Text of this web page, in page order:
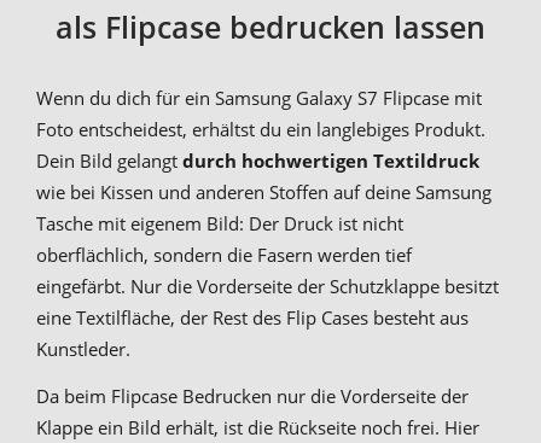
als Flipcase bedrucken lassen
Wenn du dich für ein Samsung Galaxy S7 Flipcase mit
Foto entscheidest, erhältst du ein langlebiges Produkt.
Dein Bild gelangt durch hochwertigen Textildruck
wie bei Kissen und anderen Stoffen auf deine Samsung
Tasche mit eigenem Bild: Der Druck ist nicht
oberflächlich, sondern die Fasern werden tief
eingefärbt. Nur die Vorderseite der Schutzklappe besitzt
eine Textilfläche, der Rest des Flip Cases besteht aus
Kunstleder.
Da beim Flipcase Bedrucken nur die Vorderseite der
Klappe ein Bild erhält, ist die Rückseite noch frei. Hier